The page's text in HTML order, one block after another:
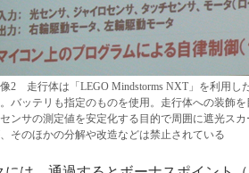
2 走行体は「LEGO Mindstorms NXT」を利用し
バッテリも指定のものを使用。走行体への装飾を
ンサの測定値を安定化する目的で周囲に遮光ス
そのほかの分解や改造などは禁止されている